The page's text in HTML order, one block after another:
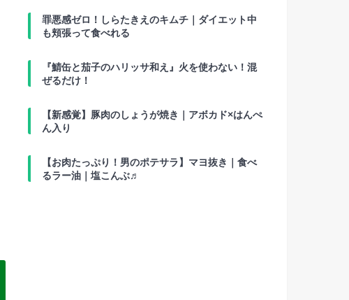
罪悪感ゼロ！しらたきえのキムチ｜ダイエット中
も頬張って食べれる
『鯖缶と茄子のハリッサ和え』火を使わない！混
ぜるだけ！
【新感覚】豚肉のしょうが焼き｜アボカド×はんぺ
ん入り
【お肉たっぷり！男のポテサラ】マヨ抜き｜食べ
るラー油｜塩こんぶ♬